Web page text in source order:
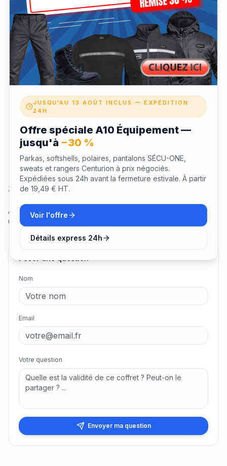
✓ Coffret expédié à votre domicile après validation
✓ Validité 12 mois pour profiter de votre expérience
✓ Échangeable depuis votre espace fidélité LaTenue
Questions sur ce coffret
Aucune question pour le moment. Soyez le premier à poser
une question !
Poser une question
Nom
Email
Votre question
Envoyer ma question
JUSQU'AU 13 AOÛT INCLUS — EXPÉDITION
24H
Offre spéciale A10 Équipement —
jusqu'à −30 %
Parkas, softshells, polaires, pantalons SÉCU-ONE,
sweats et rangers Centurion à prix négociés.
Expédiées sous 24h avant la fermeture estivale. À partir
de 19,49 € HT.
Voir l'offre
Détails express 24h